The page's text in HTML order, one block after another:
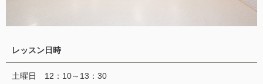
レッスン日時
土曜日 12：10～13：30